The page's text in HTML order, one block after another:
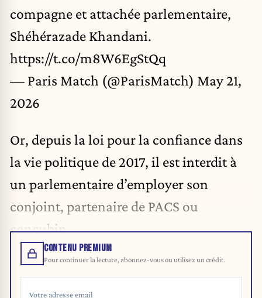
compagne et attachée parlementaire,
Shéhérazade Khandani.
https://t.co/m8W6EgStQq
— Paris Match (@ParisMatch) May 21,
2026
Or, depuis la loi pour la confiance dans
la vie politique de 2017, il est interdit à
un parlementaire d’employer son
conjoint, partenaire de PACS ou
concubin.
CONTENU PREMIUM
Pour continuer la lecture, abonnez-vous ou utilisez un crédit.